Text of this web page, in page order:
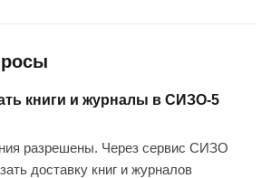
книги и журналы в СИЗО-5
разрешены. Через сервис СИЗО
доставку книг и журналов